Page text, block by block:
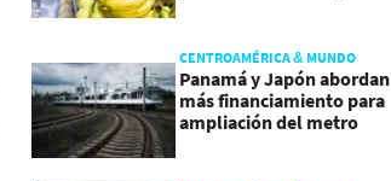
CENTROAMÉRICA & MUNDO
Panamá y Japón abordan
más financiamiento para
ampliación del metro